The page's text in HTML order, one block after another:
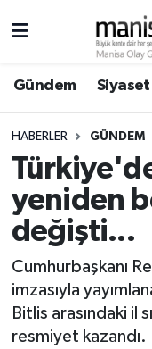
Gündem Siyaset
HABERLER GÜNDEM
yeniden
değişti...
Cumhurbaşkanı
imzasıyla
Bitlis arasındaki il
resmiyet kazandı.
Ege Haberleri
Ekonomi
Genel
Gündem
Resmi İlan
Siyaset
Yunusemre
Yunusemre
Süper Lig
Tüm Manşetler
Son Dakika
Haber Arşivi